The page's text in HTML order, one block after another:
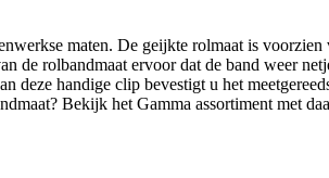
maten. De geijkte rolmaat is
de rolbandmaat ervoor dat de band weer
deze handige clip bevestigt u het
Bekijk het Gamma assortiment met